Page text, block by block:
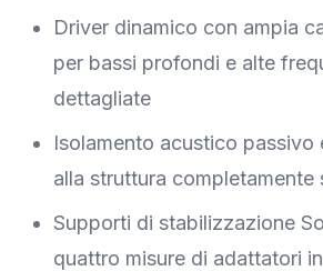
Driver dinamico con ampia
per bassi profondi e alte
dettagliate
Isolamento acustico passivo
alla struttura completamente
Supporti di stabilizzazione
quattro misure di adattatori